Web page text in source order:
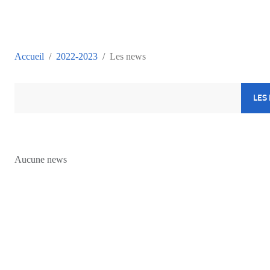
Accueil 2022-2023 Les news
LES
Aucune news